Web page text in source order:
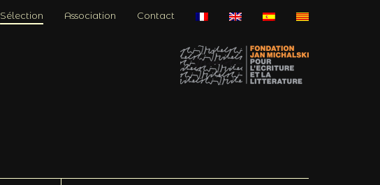
Sélection Association Contact